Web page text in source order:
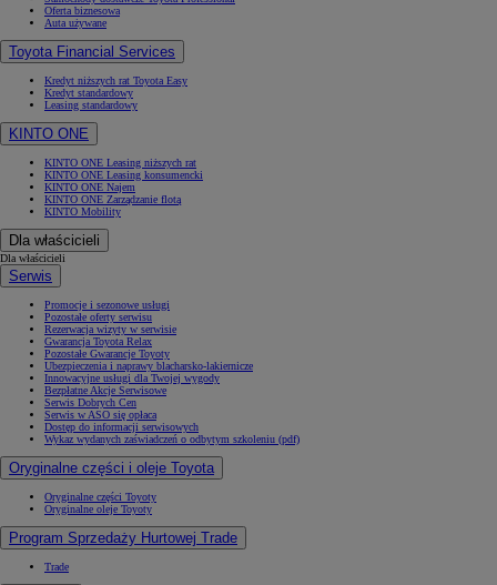
Oferta biznesowa
Auta używane
Toyota Financial Services
Kredyt niższych rat Toyota Easy
Kredyt standardowy
Leasing standardowy
KINTO ONE
KINTO ONE Leasing niższych rat
KINTO ONE Leasing konsumencki
KINTO ONE Najem
KINTO ONE Zarządzanie flotą
KINTO Mobility
Dla właścicieli
Dla właścicieli
Serwis
Promocje i sezonowe usługi
Pozostałe oferty serwisu
Rezerwacja wizyty w serwisie
Gwarancja Toyota Relax
Pozostałe Gwarancje Toyoty
Ubezpieczenia i naprawy blacharsko-lakiernicze
Innowacyjne usługi dla Twojej wygody
Bezpłatne Akcje Serwisowe
Serwis Dobrych Cen
Serwis w ASO się opłaca
Dostęp do informacji serwisowych
Wykaz wydanych zaświadczeń o odbytym szkoleniu (pdf)
Oryginalne części i oleje Toyota
Oryginalne części Toyoty
Oryginalne oleje Toyoty
Program Sprzedaży Hurtowej Trade
Trade